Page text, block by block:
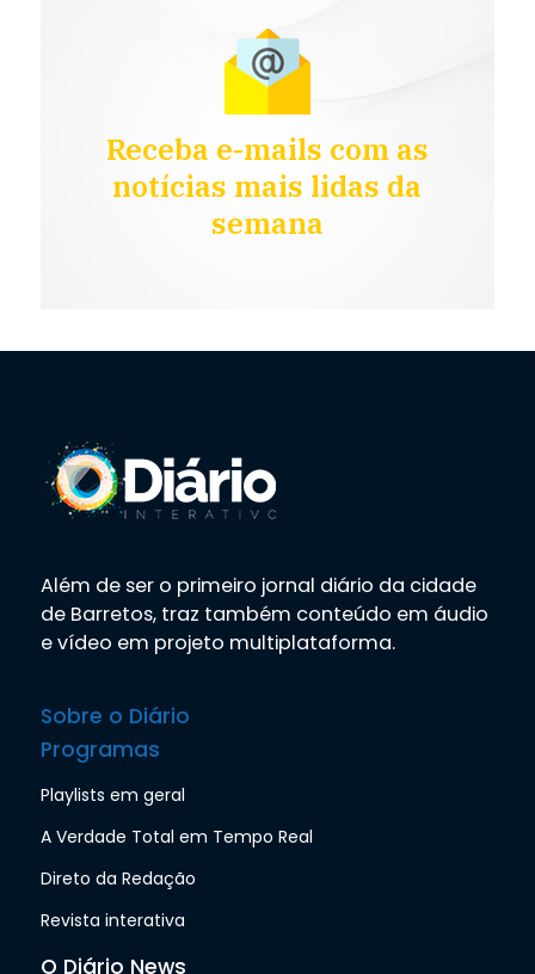
Receba e-mails com as
notícias mais lidas da
semana
Além de ser o primeiro jornal diário da cidade
de Barretos, traz também conteúdo em áudio
e vídeo em projeto multiplataforma.
Sobre o Diário
Programas
Playlists em geral
A Verdade Total em Tempo Real
Direto da Redação
Revista interativa
O Diário News